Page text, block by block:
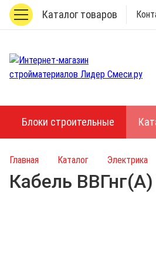
Каталог товаров
Блоки строительные
Главная Каталог Электрика
Кабель